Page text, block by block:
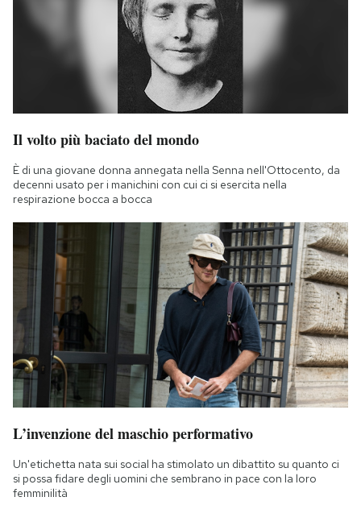
Il volto più baciato del mondo
È di una giovane donna annegata nella Senna nell'Ottocento, da
decenni usato per i manichini con cui ci si esercita nella
respirazione bocca a bocca
L’invenzione del maschio performativo
Un'etichetta nata sui social ha stimolato un dibattito su quanto ci
si possa fidare degli uomini che sembrano in pace con la loro
femminilità